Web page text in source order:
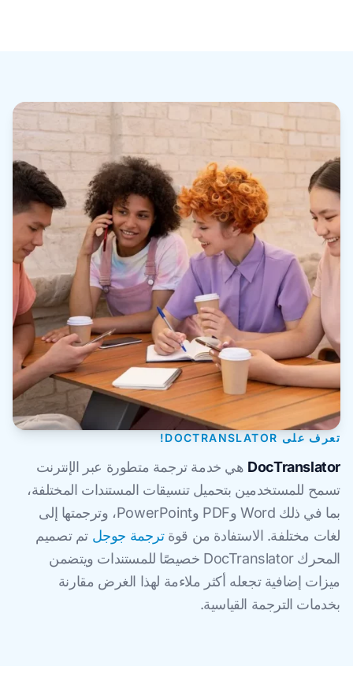
تعرف على DOCTRANSLATOR!
DocTranslator هي خدمة ترجمة متطورة عبر الإنترنت
تسمح للمستخدمين بتحميل تنسيقات المستندات المختلفة،
بما في ذلك Word وPDF وPowerPoint، وترجمتها إلى
لغات مختلفة. الاستفادة من قوةترجمة جوجل تم تصميم
المحرك DocTranslator خصيصًا للمستندات ويتضمن
ميزات إضافية تجعله أكثر ملاءمة لهذا الغرض مقارنة
بخدمات الترجمة القياسية.